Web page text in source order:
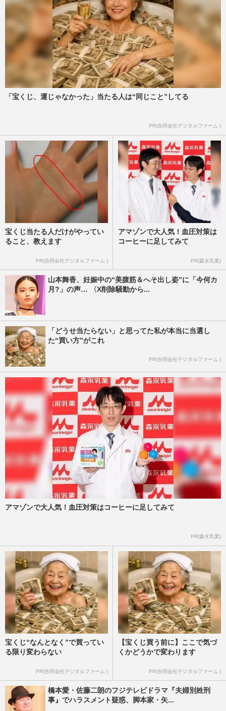
「宝くじ、運じゃなかった」当たる人は“同じこと”してる
PR(合同会社デジタルファーム )
宝くじ当たる人だけがやってい
ること、教えます
PR(合同会社デジタルファーム )
アマゾンで大人気！血圧対策は
コーヒーに足してみて
PR(森永乳業)
山本舞香、妊娠中の“美腹筋＆へそ出し姿”に「今何カ
月?」の声… 〈X削除騒動から...
「どうせ当たらない」と思ってた私が本当に当選し
た“買い方”がこれ
PR(合同会社デジタルファーム )
アマゾンで大人気！血圧対策はコーヒーに足してみて
PR(森永乳業)
宝くじ“なんとなく”で買ってい
る限り変わらない
PR(合同会社デジタルファーム )
【宝くじ買う前に】ここで気づ
くかどうかで変わります
PR(合同会社デジタルファーム )
橋本愛・佐藤二朗のフジテレビドラマ『夫婦別姓刑
事』でハラスメント疑惑、脚本家・矢...